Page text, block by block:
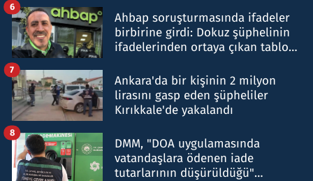
Ahbap soruşturmasında ifadeler
birbirine girdi: Dokuz şüphelinin
ifadelerinden ortaya çıkan tablo
6
Ankara'da bir kişinin 2 milyon
lirasını gasp eden şüpheliler
Kırıkkale'de yakalandı
7
DMM, "DOA uygulamasında
vatandaşlara ödenen iade
tutarlarının düşürüldüğü"
8